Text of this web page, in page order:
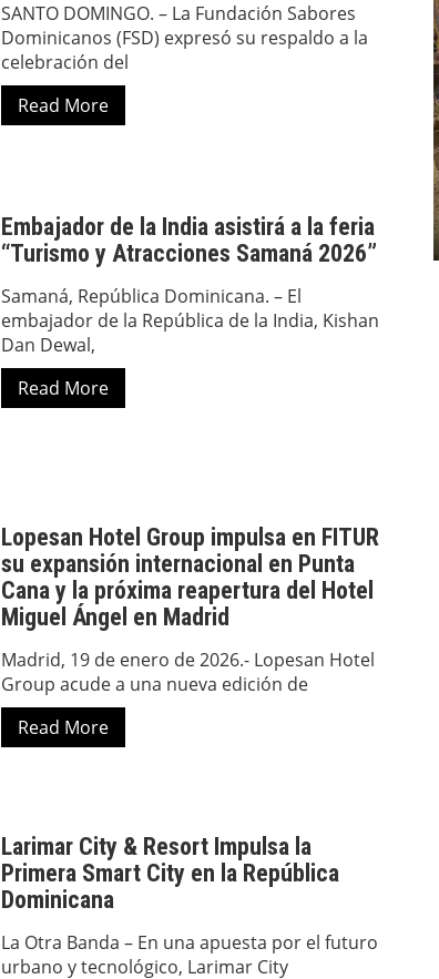
SANTO DOMINGO. – La Fundación Sabores
Dominicanos (FSD) expresó su respaldo a la
celebración del
Read More
Embajador de la India asistirá a la feria
“Turismo y Atracciones Samaná 2026”
Samaná, República Dominicana. – El
embajador de la República de la India, Kishan
Dan Dewal,
Read More
Lopesan Hotel Group impulsa en FITUR
su expansión internacional en Punta
Cana y la próxima reapertura del Hotel
Miguel Ángel en Madrid
Madrid, 19 de enero de 2026.- Lopesan Hotel
Group acude a una nueva edición de
Read More
Larimar City & Resort Impulsa la
Primera Smart City en la República
Dominicana
La Otra Banda – En una apuesta por el futuro
urbano y tecnológico, Larimar City